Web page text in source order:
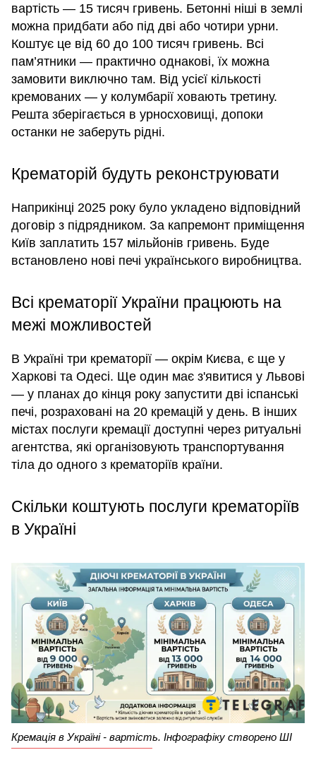
вартість — 15 тисяч гривень. Бетонні ніші в землі
можна придбати або під дві або чотири урни.
Коштує це від 60 до 100 тисяч гривень. Всі
пам’ятники — практично однакові, їх можна
замовити виключно там. Від усієї кількості
кремованих — у колумбарії ховають третину.
Решта зберігається в урносховищі, допоки
останки не заберуть рідні.
Крематорій будуть реконструювати
Наприкінці 2025 року було укладено відповідний
договір з підрядником. За капремонт приміщення
Київ заплатить 157 мільйонів гривень. Буде
встановлено нові печі українського виробництва.
Всі крематорії України працюють на
межі можливостей
В Україні три крематорії — окрім Києва, є ще у
Харкові та Одесі. Ще один має з'явитися у Львові
— у планах до кінця року запустити дві іспанські
печі, розраховані на 20 кремацій у день. В інших
містах послуги кремації доступні через ритуальні
агентства, які організовують транспортування
тіла до одного з крематоріїв країни.
Скільки коштують послуги крематоріїв
в Україні
Кремація в Україні - вартість. Інфографіку створено ШІ